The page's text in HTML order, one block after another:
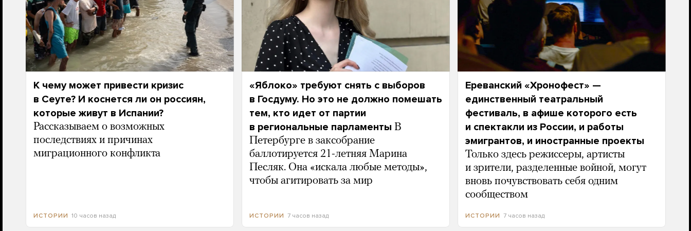
К чему может привести кризис
в Сеуте? И коснется ли он россиян,
которые живут в Испании?
Рассказываем о возможных
последствиях и причинах
миграционного конфликта
ИСТОРИИ 10 часов назад
«Яблоко» требуют снять с выборов
в Госдуму. Но это не должно помешать
тем, кто идет от партии
в региональные парламенты В
Петербурге в заксобрание
баллотируется 21-летняя Марина
Песляк. Она «искала любые методы»,
чтобы агитировать за мир
ИСТОРИИ 7 часов назад
Ереванский «Хронофест» —
единственный театральный
фестиваль, в афише которого есть
и спектакли из России, и работы
эмигрантов, и иностранные проекты
Только здесь режиссеры, артисты
и зрители, разделенные войной, могут
вновь почувствовать себя одним
сообществом
ИСТОРИИ 7 часов назад